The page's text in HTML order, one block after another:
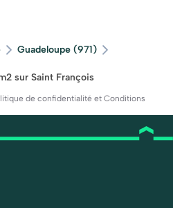
Guadeloupe (971)
sur Saint François
de confidentialité et Conditions